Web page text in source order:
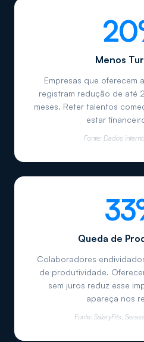
Menos
Empresas que oferecem
registram redução de até
meses. Reter talentos
estar
Fonte: Dados
Queda de
Colaboradores
de produtividade.
sem juros reduz esse
apareça nos
Fonte: SalaryFits,